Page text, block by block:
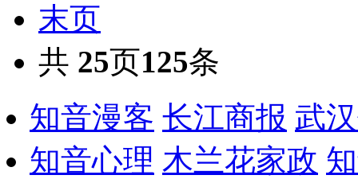
末页
共 25页125条
知音漫客 长江商报 武
知音心理 木兰花家政